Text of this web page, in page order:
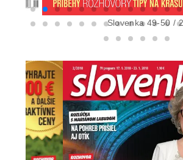
Slovenka 49-50 / 2019